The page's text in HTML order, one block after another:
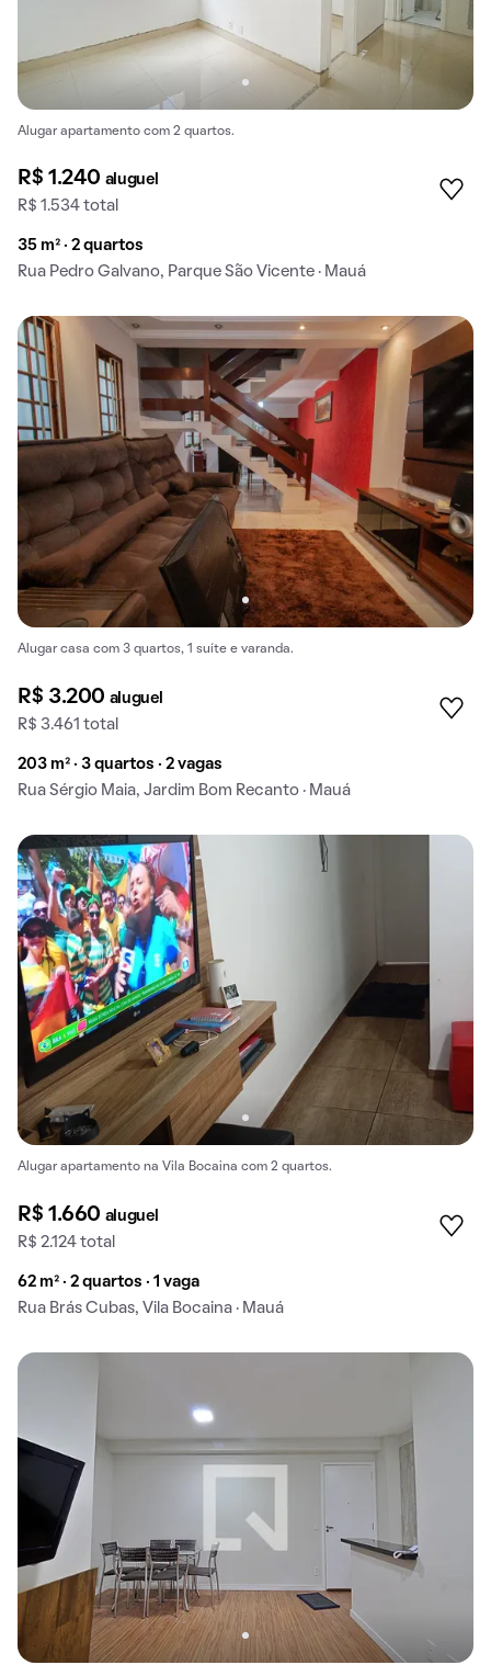
Alugar apartamento com 2 quartos.
R$ 1.240 aluguel
R$ 1.534 total
35 m² · 2 quartos
Rua Pedro Galvano, Parque São Vicente · Mauá
Alugar casa com 3 quartos, 1 suíte e varanda.
R$ 3.200 aluguel
R$ 3.461 total
203 m² · 3 quartos · 2 vagas
Rua Sérgio Maia, Jardim Bom Recanto · Mauá
Alugar apartamento na Vila Bocaina com 2 quartos.
R$ 1.660 aluguel
R$ 2.124 total
62 m² · 2 quartos · 1 vaga
Rua Brás Cubas, Vila Bocaina · Mauá